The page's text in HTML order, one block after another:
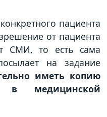
пациента
от пациента
СМИ, то есть сама
на задание
иметь копию
в медицинской